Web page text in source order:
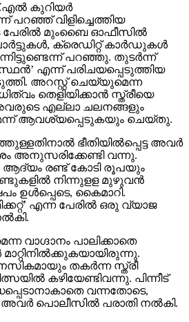
കുറിയര്‍
പറഞ്ഞ് വിളിച്ചെത്തിയ
പേരില്‍ മുംബൈ ഓഫീസില്‍
ക്രെഡിറ്റ് കാര്‍ഡുകള്‍
പറഞ്ഞു. തുടര്‍ന്ന്
എന്ന് പരിചയപ്പെടുത്തിയ
അറസ്റ്റ് ചെയ്യുമെന്ന
തെളിയിക്കാന്‍ സ്ത്രീയെ
എല്ലാ ചലനങ്ങളും
ആവശ്യപ്പെടുകയും ചെയ്തു.
ഭീതിയില്‍പ്പെട്ട അവര്‍
അനുസരിക്കേണ്ടി വന്നു.
ആദ്യം രണ്ട് കോടി രൂപയും
നിന്നുളള മുഴുവന്‍
ഉള്‍പ്പെടെ, കൈമാറി.
എന്ന പേരില്‍ ഒരു വ്യാജ
വാഗ്ദാനം പാലിക്കാതെ
മാറ്റിനില്‍ക്കുകയായിരുന്നു.
തകര്‍ന്ന സ്ത്രീ
കഴിയേണ്ടിവന്നു. പിന്നീട്
വന്നതോടെ,
അവര്‍ പൊലീസില്‍ പരാതി നല്‍കി.